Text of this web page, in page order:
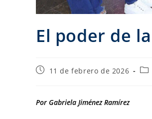
El poder de
11 de febrero de 2026
Por Gabriela Jiménez Ramírez